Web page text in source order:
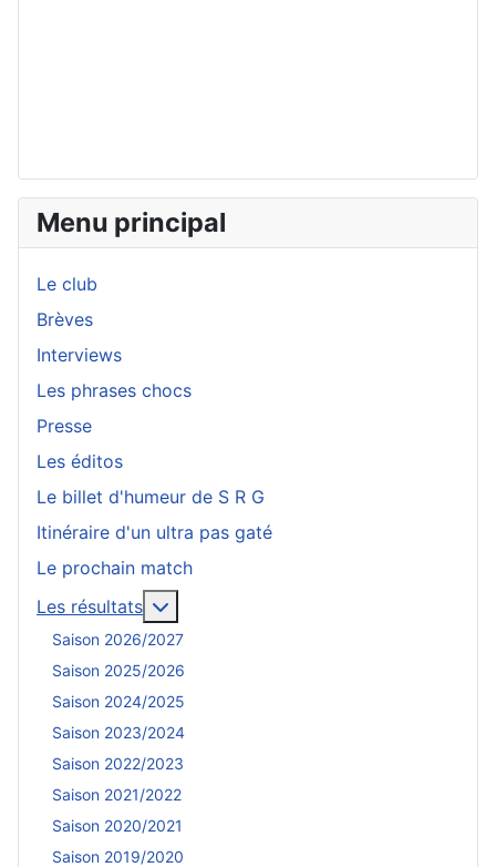
Menu principal
Le club
Brèves
Interviews
Les phrases chocs
Presse
Les éditos
Le billet d'humeur de S R G
Itinéraire d'un ultra pas gaté
Le prochain match
Les résultats
Saison 2026/2027
Saison 2025/2026
Saison 2024/2025
Saison 2023/2024
Saison 2022/2023
Saison 2021/2022
Saison 2020/2021
Saison 2019/2020